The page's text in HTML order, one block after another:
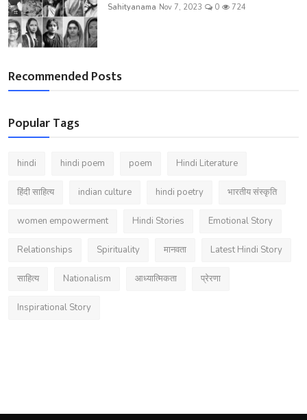
Sahityanama Nov 7, 2023 0 724
Recommended Posts
Popular Tags
hindi hindi poem poem Hindi Literature
हिंदी साहित्य indian culture hindi poetry भारतीय संस्कृति
women empowerment Hindi Stories Emotional Story
Relationships Spirituality मानवता Latest Hindi Story
साहित्य Nationalism आध्यात्मिकता प्रेरणा
Inspirational Story